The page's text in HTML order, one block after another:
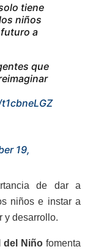
tiene
niños
a
que
19,
de dar a
niños e instar a
y desarrollo.
del Niñofomenta